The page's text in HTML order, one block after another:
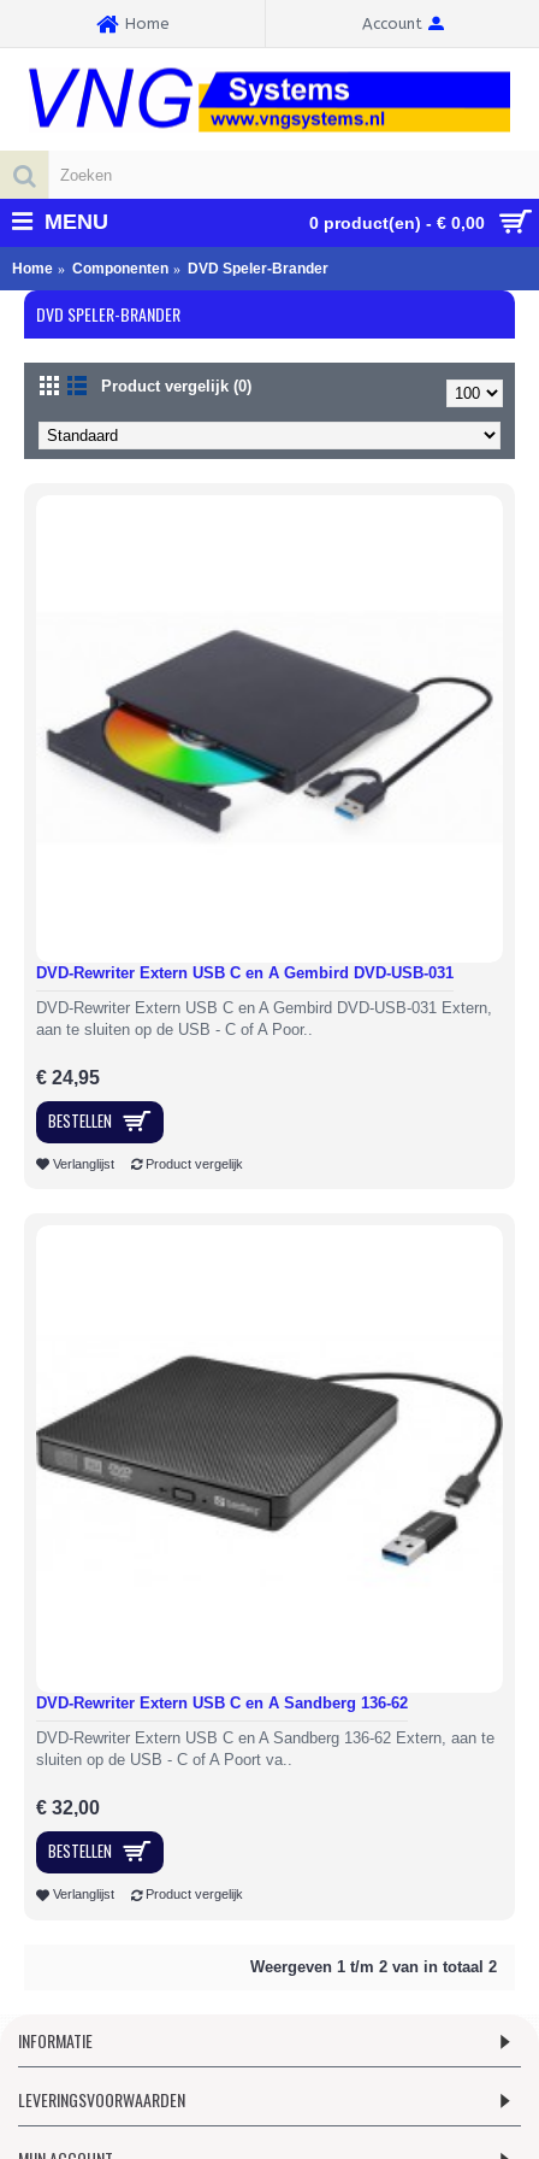
Home Account
0 product(en) - € 0,00
MENU
Home Componenten DVD Speler-Brander
DVD SPELER-BRANDER
Product vergelijk (0)
DVD-Rewriter Extern USB C en A Gembird DVD-USB-031
DVD-Rewriter Extern USB C en A Gembird DVD-USB-031 Extern,
aan te sluiten op de USB - C of A Poor..
€ 24,95
BESTELLEN
Verlanglijst Product vergelijk
DVD-Rewriter Extern USB C en A Sandberg 136-62
DVD-Rewriter Extern USB C en A Sandberg 136-62 Extern, aan te
sluiten op de USB - C of A Poort va..
€ 32,00
BESTELLEN
Verlanglijst Product vergelijk
Weergeven 1 t/m 2 van in totaal 2
INFORMATIE
LEVERINGSVOORWAARDEN